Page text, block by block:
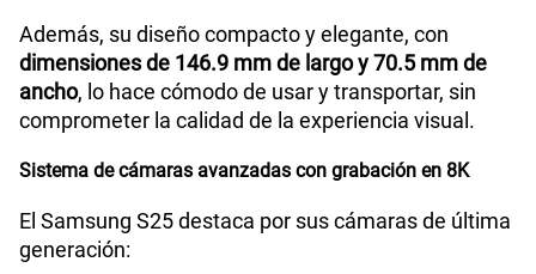
Radio FM No
Capacidad Memoria Externa
Además, su diseño compacto y elegante, con
dimensiones de 146.9 mm de largo y 70.5 mm de
ancho, lo hace cómodo de usar y transportar, sin
comprometer la calidad de la experiencia visual.
Sistema de cámaras avanzadas con grabación en 8K
El Samsung S25 destaca por sus cámaras de última
generación: